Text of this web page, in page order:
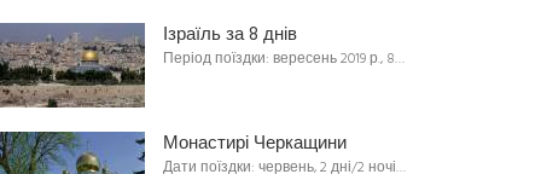
Ізраїль за 8 днів
Період поїздки: вересень 2019 р., 8…
Монастирі Черкащини
Дати поїздки: червень, 2 дні/2 ночі…